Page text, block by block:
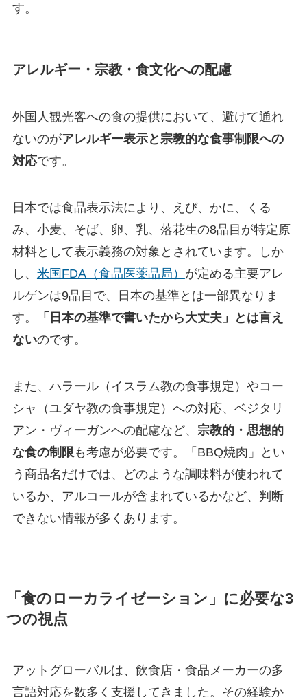
す。
アレルギー・宗教・食文化への配慮
外国人観光客への食の提供において、避けて通れ
ないのがアレルギー表示と宗教的な食事制限への
対応です。
日本では食品表示法により、えび、かに、くる
み、小麦、そば、卵、乳、落花生の8品目が特定原
材料として表示義務の対象とされています。しか
し、 米国FDA（食品医薬品局） が定める主要アレ
ルゲンは9品目で、日本の基準とは一部異なりま
す。
「日本の基準で書いたから大丈夫」とは言え
ないのです。
また、ハラール（イスラム教の食事規定）やコー
シャ（ユダヤ教の食事規定）への対応、ベジタリ
アン・ヴィーガンへの配慮など、 宗教的・思想的
な食の制限 も考慮が必要です。「BBQ焼肉」とい
う商品名だけでは、どのような調味料が使われて
いるか、アルコールが含まれているかなど、判断
できない情報が多くあります。
「食のローカライゼーション」に必要な3
つの視点
アットグローバルは、飲食店・食品メーカーの多
言語対応を数多く支援してきました。その経験か